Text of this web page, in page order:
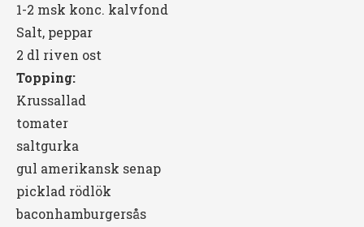
1-2 msk konc. kalvfond
Salt, peppar
2 dl riven ost
Topping:
Krussallad
tomater
saltgurka
gul amerikansk senap
picklad rödlök
baconhamburgersås